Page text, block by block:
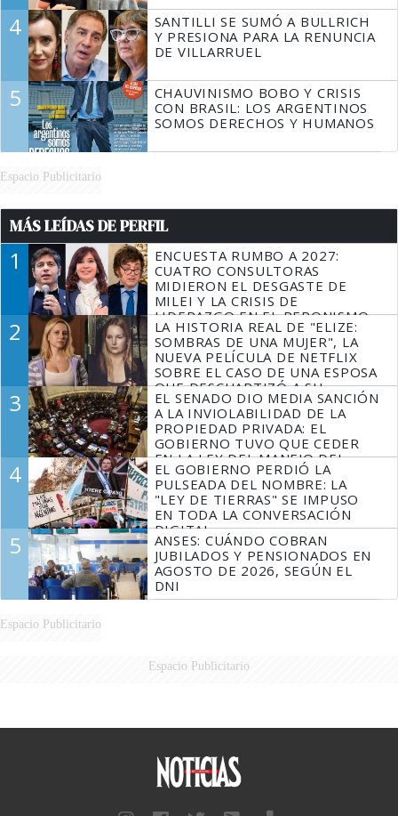
4
SANTILLI SE SUMÓ A BULLRICH
Y PRESIONA PARA LA RENUNCIA
DE VILLARRUEL
5
CHAUVINISMO BOBO Y CRISIS
CON BRASIL: LOS ARGENTINOS
SOMOS DERECHOS Y HUMANOS
Espacio Publicitario
MÁS LEÍDAS DE PERFIL
1
ENCUESTA RUMBO A 2027:
CUATRO CONSULTORAS
MIDIERON EL DESGASTE DE
MILEI Y LA CRISIS DE
LIDERAZGO EN EL PERONISMO
2
LA HISTORIA REAL DE "ELIZE:
SOMBRAS DE UNA MUJER", LA
NUEVA PELÍCULA DE NETFLIX
SOBRE EL CASO DE UNA ESPOSA
QUE DESCUARTIZÓ A SU
MARIDO
3
EL SENADO DIO MEDIA SANCIÓN
A LA INVIOLABILIDAD DE LA
PROPIEDAD PRIVADA: EL
GOBIERNO TUVO QUE CEDER
EN LA LEY DEL MANEJO DEL
FUEGO
4
EL GOBIERNO PERDIÓ LA
PULSEADA DEL NOMBRE: LA
"LEY DE TIERRAS" SE IMPUSO
EN TODA LA CONVERSACIÓN
DIGITAL
5
ANSES: CUÁNDO COBRAN
JUBILADOS Y PENSIONADOS EN
AGOSTO DE 2026, SEGÚN EL
DNI
Espacio Publicitario
Espacio Publicitario